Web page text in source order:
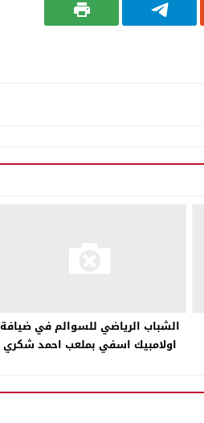
الشباب الرياضي للسوالم في ضيافة
اولامبيك اسفي بملعب احمد شكري